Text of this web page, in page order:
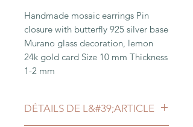
Handmade mosaic earrings Pin
closure with butterfly 925 silver base
Murano glass decoration, lemon
24k gold card Size 10 mm Thickness
1-2 mm
DÉTAILS DE L&#39;ARTICLE